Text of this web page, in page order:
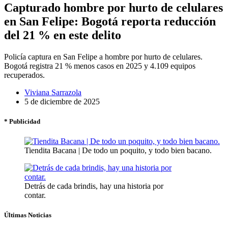
Capturado hombre por hurto de celulares
en San Felipe: Bogotá reporta reducción
del 21 % en este delito
Policía captura en San Felipe a hombre por hurto de celulares.
Bogotá registra 21 % menos casos en 2025 y 4.109 equipos
recuperados.
Viviana Sarrazola
5 de diciembre de 2025
* Publicidad
Tiendita Bacana | De todo un poquito, y todo bien bacano.
Detrás de cada brindis, hay una historia por
contar.
Últimas Noticias